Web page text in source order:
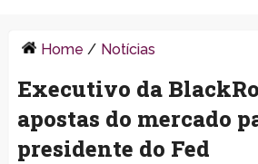
Home / Notícias
Executivo da
apostas do mercado
presidente do Fed